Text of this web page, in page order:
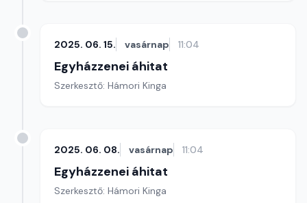
2025. 06. 15. vasárnap 11:04
Egyházzenei áhitat
Szerkesztő: Hámori Kinga
2025. 06. 08. vasárnap 11:04
Egyházzenei áhitat
Szerkesztő: Hámori Kinga